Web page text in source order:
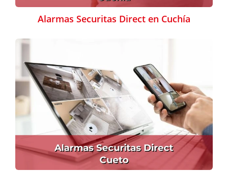
Alarmas Securitas Direct en Cuchía